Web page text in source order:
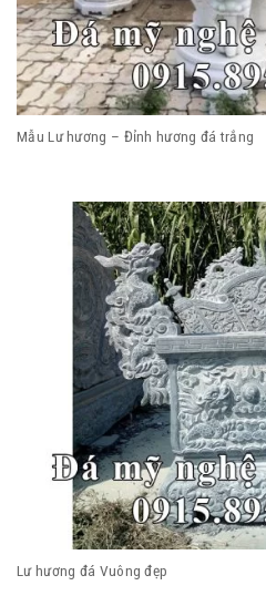
Mẫu Lư hương – Đỉnh hương đá trắng
Lư hương đá Vuông đẹp